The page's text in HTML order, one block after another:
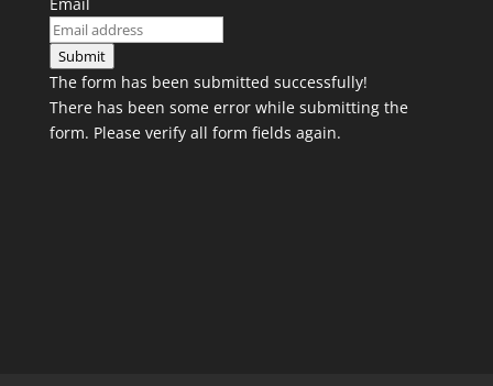
Submit
The form has been submitted successfully!
There has been some error while submitting the
form. Please verify all form fields again.